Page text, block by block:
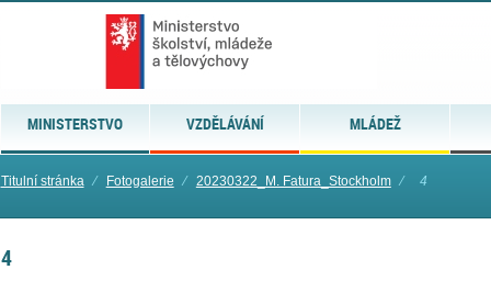
MINISTERSTVO VZDĚLÁVÁNÍ MLÁDEŽ
Titulní stránka ⁄ Fotogalerie ⁄ 20230322_M. Fatura_Stockholm ⁄ 4
4